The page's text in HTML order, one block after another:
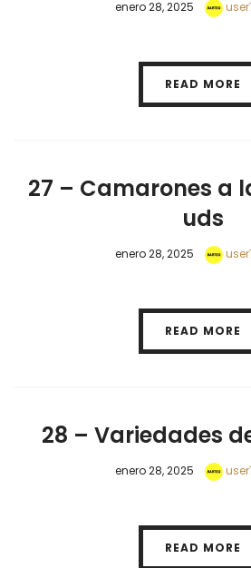
enero 28, 2025
READ MORE
27 – Camarones a
uds
enero 28, 2025
READ MORE
28 – Variedades
enero 28, 2025
READ MORE